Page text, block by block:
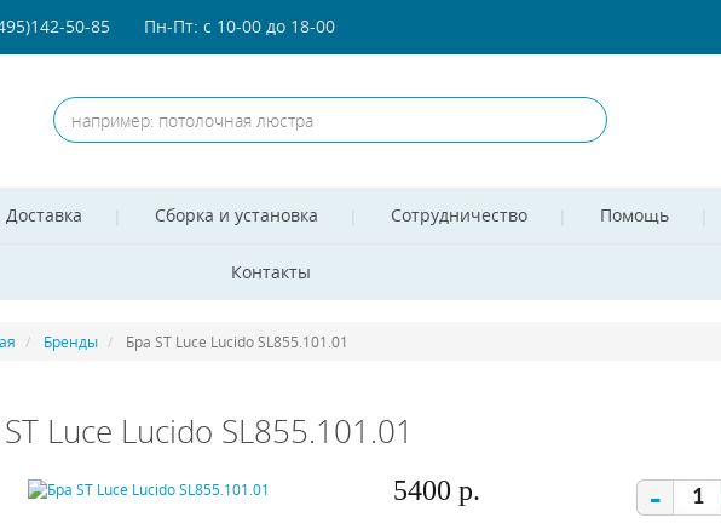
50-85 Пн-Пт: с 10-00 до 18-00
Доставка Сборка и установка Сотрудничество Помощь
Контакты
Бренды Бра ST Luce Lucido SL855.101.01
Luce Lucido SL855.101.01
5400 р. -